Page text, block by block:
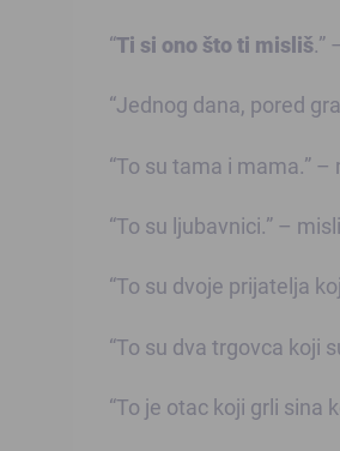
“Ti si ono što ti misliš.”
“Jednog dana, pored
“To su tama i mama.”
“To su ljubavnici.” –
“To su dvoje prijatelja
“To su dva trgovca koji
“To je otac koji grli sina